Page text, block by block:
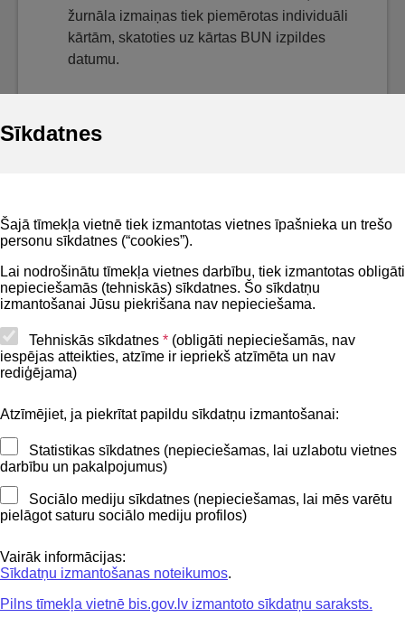
Sīkdatnes
Šajā tīmekļa vietnē tiek izmantotas vietnes īpašnieka un trešo
personu sīkdatnes (“cookies”).
Lai nodrošinātu tīmekļa vietnes darbību, tiek izmantotas obligāti
nepieciešamās (tehniskās) sīkdatnes. Šo sīkdatņu
izmantošanai Jūsu piekrišana nav nepieciešama.
Tehniskās sīkdatnes * (obligāti nepieciešamās, nav
iespējas atteikties, atzīme ir iepriekš atzīmēta un nav
rediģējama)
Atzīmējiet, ja piekrītat papildu sīkdatņu izmantošanai:
Statistikas sīkdatnes (nepieciešamas, lai uzlabotu vietnes
darbību un pakalpojumus)
Sociālo mediju sīkdatnes (nepieciešamas, lai mēs varētu
pielāgot saturu sociālo mediju profilos)
Vairāk informācijas:
Sīkdatņu izmantošanas noteikumos.
Pilns tīmekļa vietnē bis.gov.lv izmantoto sīkdatņu saraksts.
žurnāla izmaiņas tiek piemērotas individuāli
kārtām, skatoties uz kārtas BUN izpildes
datumu.
Privātuma politika
Lapas karte
Piekļūstamības paziņojums
Kontakti
BIS atbalsta dienesta tālrunis:
Sekojiet mums
Lejupielādejiet